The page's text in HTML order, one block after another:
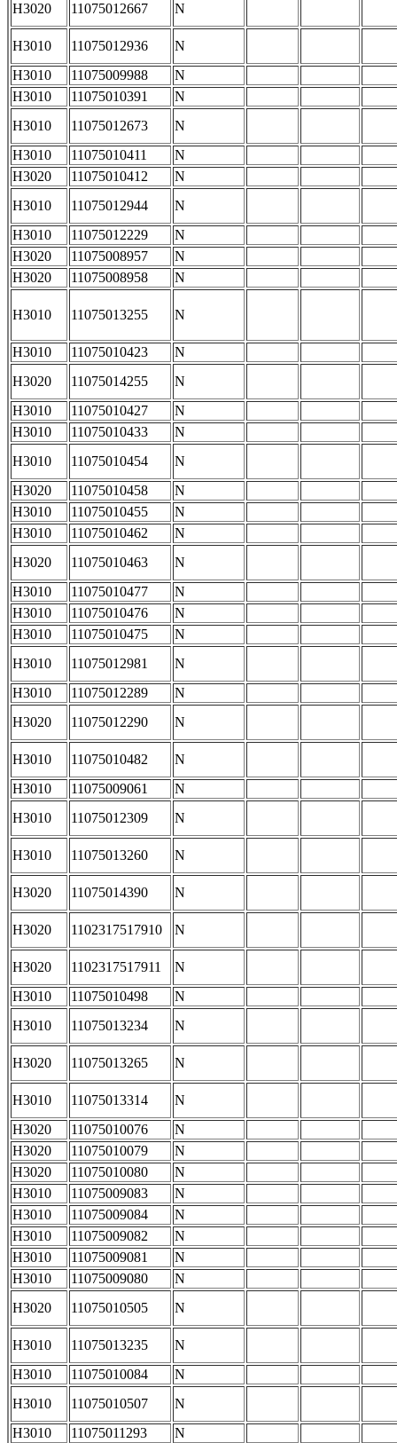
H3020
11075012667 N
H3010 11075012936
N
H3010
11075009988
N
H3010
11075010391
N
H3010
11075012673
N
H3010
11075010411
N
H3020
11075010412
N
H3010
11075012944
N
H3010
11075012229
N
H3020
11075008957
N
H3020
11075008958 N
H3010 11075013255 N
H3010 11075010423
N
H3020
11075014255
N
H3010
11075010427
N
H3010
11075010433
N
H3010
11075010454
N
H3020
11075010458
N
H3010
11075010455
N
H3010
11075010462
N
H3020
11075010463
N
H3010
11075010477
N
H3010
11075010476
N
H3010
11075010475
N
H3010
11075012981
N
H3010
11075012289
N
H3020
11075012290 N
H3010 11075010482
N
H3010
11075009061
N
H3010
11075012309 N
H3010 11075013260 N
H3020 11075014390 N
H3020 1102317517910 N
H3020 1102317517911
N
H3010
11075010498
N
H3010
11075013234 N
H3020 11075013265 N
H3010 11075013314
N
H3020
11075010076
N
H3020
11075010079
N
H3020
11075010080
N
H3010
11075009083
N
H3010
11075009084
N
H3010
11075009082
N
H3010
11075009081
N
H3010
11075009080
N
H3020
11075010505 N
H3010 11075013235
N
H3010
11075010084
N
H3010
11075010507
N
H3010
11075011293
N